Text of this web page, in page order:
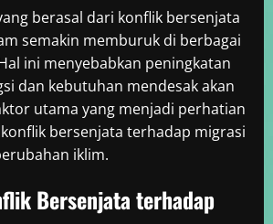
berasal dari konflik bersenjata
semakin memburuk di berbagai
ini menyebabkan peningkatan
dan kebutuhan mendesak akan
utama yang menjadi perhatian
bersenjata terhadap migrasi
iklim.
Bersenjata terhadap